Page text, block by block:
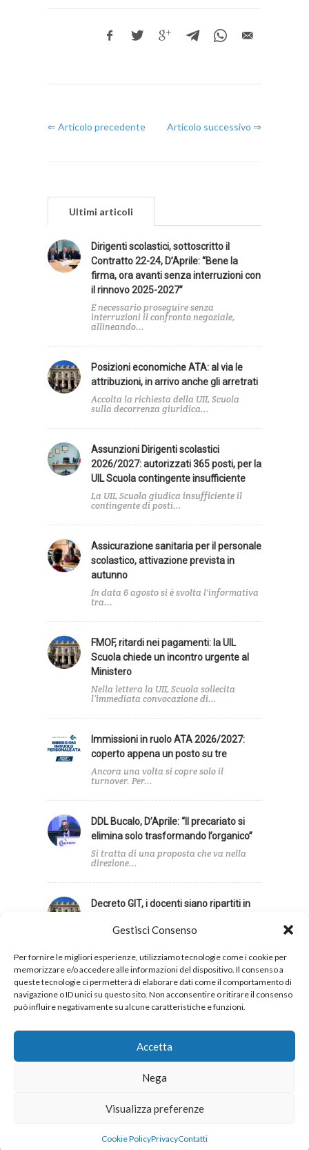
Gestisci Consenso
Per fornire le migliori esperienze, utilizziamo tecnologie come i cookie per
memorizzare e/o accedere alle informazioni del dispositivo. Il consenso a
queste tecnologie ci permetterà di elaborare dati come il comportamento di
navigazione o ID unici su questo sito. Non acconsentire o ritirare il consenso
può influire negativamente su alcune caratteristiche e funzioni.
Accetta
Nega
Visualizza preferenze
Cookie PolicyPrivacyContatti
⇐ Articolo precedente Articolo successivo ⇒
Ultimi articoli
Dirigenti scolastici, sottoscritto il
Contratto 22-24, D’Aprile: “Bene la
firma, ora avanti senza interruzioni con
il rinnovo 2025-2027”
È necessario proseguire senza
interruzioni il confronto negoziale,
allineando...
Posizioni economiche ATA: al via le
attribuzioni, in arrivo anche gli arretrati
Accolta la richiesta della UIL Scuola
sulla decorrenza giuridica...
Assunzioni Dirigenti scolastici
2026/2027: autorizzati 365 posti, per la
UIL Scuola contingente insufficiente
La UIL Scuola giudica insufficiente il
contingente di posti...
Assicurazione sanitaria per il personale
scolastico, attivazione prevista in
autunno
In data 6 agosto si è svolta l'informativa
tra...
FMOF, ritardi nei pagamenti: la UIL
Scuola chiede un incontro urgente al
Ministero
Nella lettera la UIL Scuola sollecita
l’immediata convocazione di...
Immissioni in ruolo ATA 2026/2027:
coperto appena un posto su tre
Ancora una volta si copre solo il
turnover. Per...
DDL Bucalo, D’Aprile: “Il precariato si
elimina solo trasformando l’organico”
Si tratta di una proposta che va nella
direzione...
Decreto GIT, i docenti siano ripartiti in
Infine, la UIL Scuola ha sollecitato una
Cookies